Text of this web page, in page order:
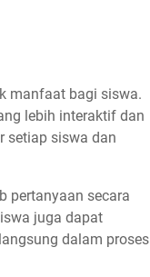
manfaat bagi siswa.
lebih interaktif dan
setiap siswa dan
pertanyaan secara
juga dapat
dalam proses